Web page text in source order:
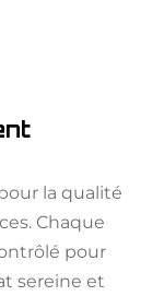
la qualité
Chaque
pour
sereine et